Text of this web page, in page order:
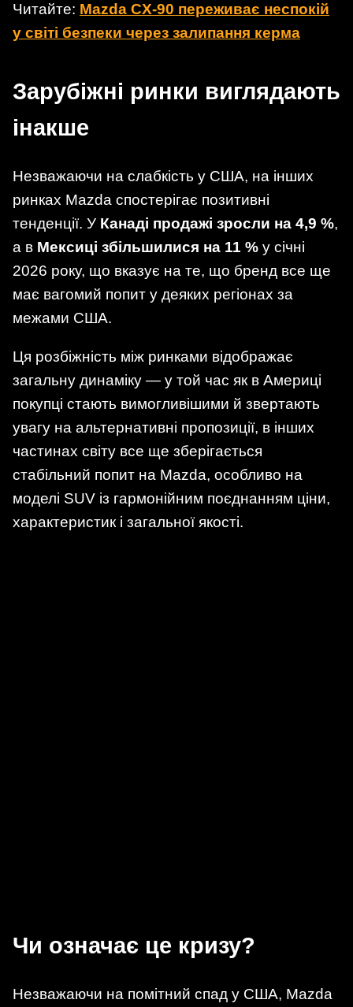
Читайте: Mazda CX-90 переживає неспокій
у світі безпеки через залипання керма
Зарубіжні ринки виглядають
інакше
Незважаючи на слабкість у США, на інших
ринках Mazda спостерігає позитивні
тенденції. У Канаді продажі зросли на 4,9 %,
а в Мексиці збільшилися на 11 % у січні
2026 року, що вказує на те, що бренд все ще
має вагомий попит у деяких регіонах за
межами США.
Ця розбіжність між ринками відображає
загальну динаміку — у той час як в Америці
покупці стають вимогливішими й звертають
увагу на альтернативні пропозиції, в інших
частинах світу все ще зберігається
стабільний попит на Mazda, особливо на
моделі SUV із гармонійним поєднанням ціни,
характеристик і загальної якості.
Чи означає це кризу?
Незважаючи на помітний спад у США, Mazda